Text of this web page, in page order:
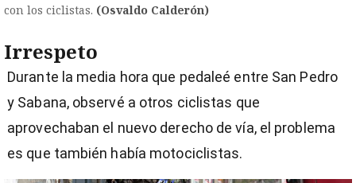
con los ciclistas. (Osvaldo Calderón)
Irrespeto
Durante la media hora que pedaleé entre San Pedro
y Sabana, observé a otros ciclistas que
aprovechaban el nuevo derecho de vía, el problema
es que también había motociclistas.